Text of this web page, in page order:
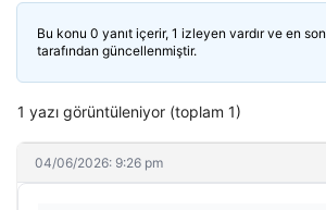
Bu konu 0 yanıt içerir, 1 izleyen vardır ve en son
tarafından güncellenmiştir.
1 yazı görüntüleniyor (toplam 1)
04/06/2026: 9:26 pm